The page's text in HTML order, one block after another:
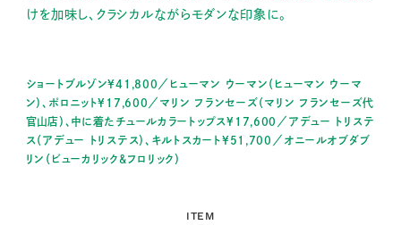
けを加味し、クラシカルながらモダンな印象に。
ショートブルゾン¥41,800／ヒューマン ウーマン（ヒューマン ウーマ
ン）、ポロニット¥17,600／マリン フランセーズ（マリン フランセーズ代
官山店）、中に着たチュールカラートップス¥17,600／アデュー トリステ
ス（アデュー トリステス）、キルトスカート¥51,700／オニールオブダブ
リン（ビューカリック&フロリック）
ITEM